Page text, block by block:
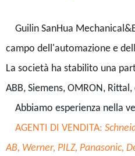
Guilin SanHua
campo dell'automazione e
La società ha stabilito una
ABB, Siemens, OMRON, Rittal,
Abbiamo esperienza nella
AGENTI DI VENDITA:
AB, Werner, PILZ, Panasonic,